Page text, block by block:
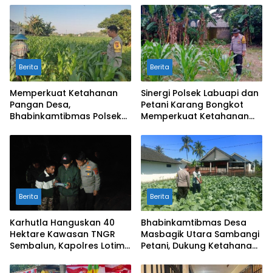
Berita
Memperkuat Ketahanan
Pangan Desa,
Bhabinkamtibmas Polsek
Kuranji Dalang
Berita
Sinergi Polsek Labuapi dan
Petani Karang Bongkot
Memperkuat Ketahanan
Berita
Karhutla Hanguskan 40
Hektare Kawasan TNGR
Sembalun, Kapolres Lotim
Api
Berita
Bhabinkamtibmas Desa
Masbagik Utara Sambangi
Petani, Dukung Ketahanan
Pangan